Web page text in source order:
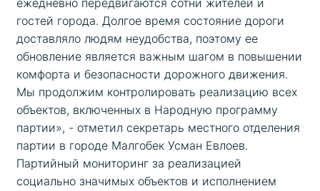
ежедневно передвигаются сотни жителей и
гостей города. Долгое время состояние дороги
доставляло людям неудобства, поэтому ее
обновление является важным шагом в повышении
комфорта и безопасности дорожного движения.
Мы продолжим контролировать реализацию всех
объектов, включенных в Народную программу
партии», - отметил секретарь местного отделения
партии в городе Малгобек Усман Евлоев.
Партийный мониторинг за реализацией
социально значимых объектов и исполнением